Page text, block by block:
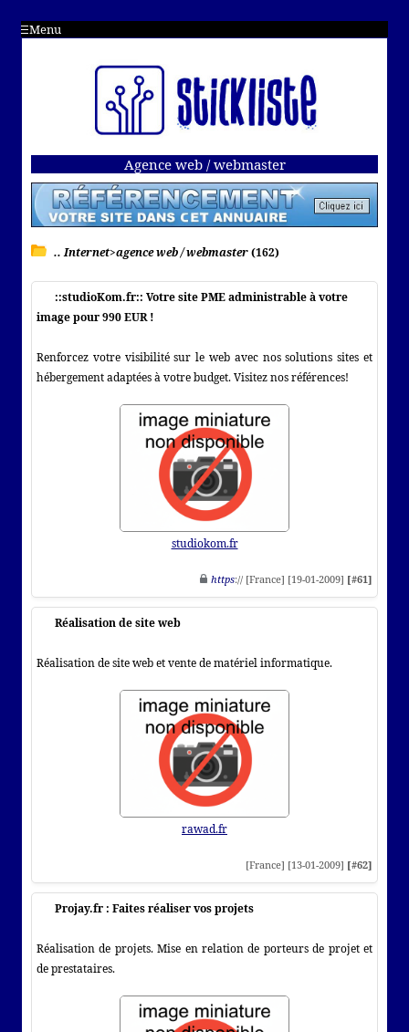
Menu
Agence web / webmaster
.. Internet>agence web / webmaster(162)
::studioKom.fr:: Votre site PME administrable à votre
image pour 990 EUR !
Renforcez votre visibilité sur le web avec nos solutions sites et
hébergement adaptées à votre budget. Visitez nos références!
studiokom.fr
https:// [France] [19-01-2009] [#61]
Réalisation de site web
Réalisation de site web et vente de matériel informatique.
rawad.fr
[France] [13-01-2009] [#62]
Projay.fr : Faites réaliser vos projets
Réalisation de projets. Mise en relation de porteurs de projet et
de prestataires.